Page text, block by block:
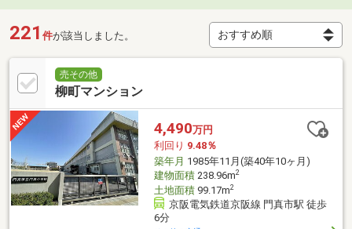
221 件が該当しました。
売その他
柳町マンション
4,490万円
利回り 9.48％
築年月 1985年11月(築40年10ヶ月)
建物面積238.96m2
土地面積99.17m2
京阪電気鉄道京阪線 門真市駅 徒歩
6分